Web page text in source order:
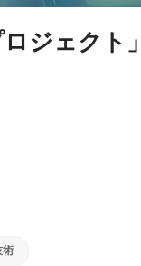
ジェクト
術